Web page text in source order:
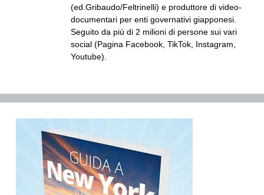
(ed.Gribaudo/Feltrinelli) e produttore di video-
documentari per enti governativi giapponesi.
Seguito da più di 2 milioni di persone sui vari
social (Pagina Facebook, TikTok, Instagram,
Youtube).